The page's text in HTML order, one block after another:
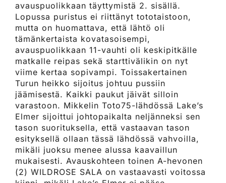
avauspuolikkaan täyttymistä 2. sisällä.
Lopussa puristus ei riittänyt tototaistoon,
mutta on huomattava, että lähtö oli
tämänkertaista kovatasoisempi,
avauspuolikkaan 11-vauhti oli keskipitkälle
matkalle reipas sekä starttivälikin on nyt
viime kertaa sopivampi. Toissakertainen
Turun heikko sijoitus johtuu pussiin
jäämisestä. Kaikki paukut jäivät silloin
varastoon. Mikkelin Toto75-lähdössä Lake’s
Elmer sijoittui johtopaikalta neljänneksi sen
tason suorituksella, että vastaavan tason
esityksellä ollaan tässä lähdössä vahvoilla,
mikäli juoksu menee alussa kaavaillun
mukaisesti. Avauskohteen toinen A-hevonen
(2) WILDROSE SALA on vastaavasti voitossa